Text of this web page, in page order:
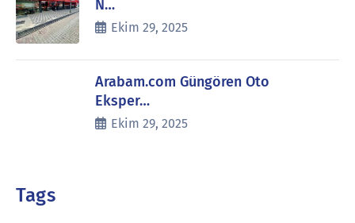
N…
Ekim 29, 2025
Arabam.com Güngören Oto
Eksper…
Ekim 29, 2025
Tags